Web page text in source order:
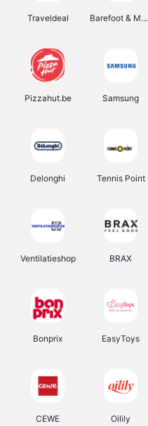
Traveldeal Barefoot & More
Pizzahut.be Samsung
Delonghi Tennis Point
Ventilatieshop BRAX
Bonprix EasyToys
CEWE Oilily